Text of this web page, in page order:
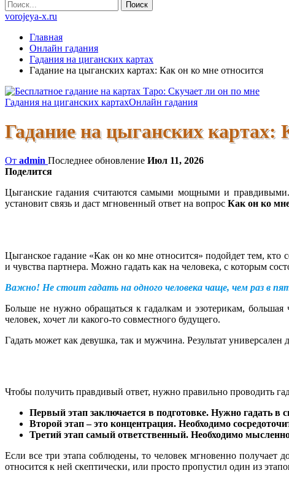
vorojeya-x.ru
Главная
Онлайн гадания
Гадания на циганских картах
Гадание на цыганских картах: Как он ко мне относится
Гадания на циганских картахОнлайн гадания
Гадание на цыганских картах:
От admin Последнее обновление Июл 11, 2026
Поделится
Цыганские гадания считаются самыми мощными и правдивыми.
установит связь и даст мгновенный ответ на вопрос Как он ко
Цыганское гадание «Как он ко мне относится» подойдет тем,
и чувства партнера. Можно гадать как на человека, с которым
Важно! Не стоит гадать на одного человека чаще, чем раз в
Больше не нужно обращаться к гадалкам и эзотерикам,
человек, хочет ли какого-то совместного будущего.
Гадать может как девушка, так и мужчина. Результат универсален
Чтобы получить правдивый ответ, нужно правильно проводить
Первый этап заключается в подготовке. Нужно гадать в
Второй этап – это концентрация. Необходимо
Третий этап самый ответственный. Необходимо
Если все три этапа соблюдены, то человек мгновенно получает
относится к ней скептически, или просто пропустил один из